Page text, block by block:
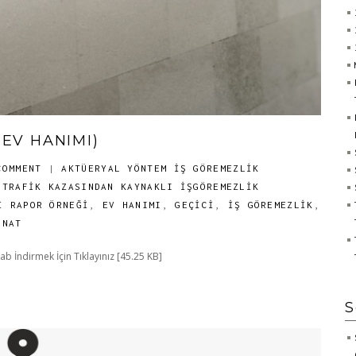
HANIMI)
|AKTÜERYAL YÖNTEM İŞ GÖREMEZLIK
TRAFİK KAZASINDAN KAYNAKLI İŞGÖREMEZLİK
ÖRNEĞI
EV HANIMI ,GEÇİCİ İŞ GÖREMEZLİK
İçin Tıklayınız [45.25 KB]